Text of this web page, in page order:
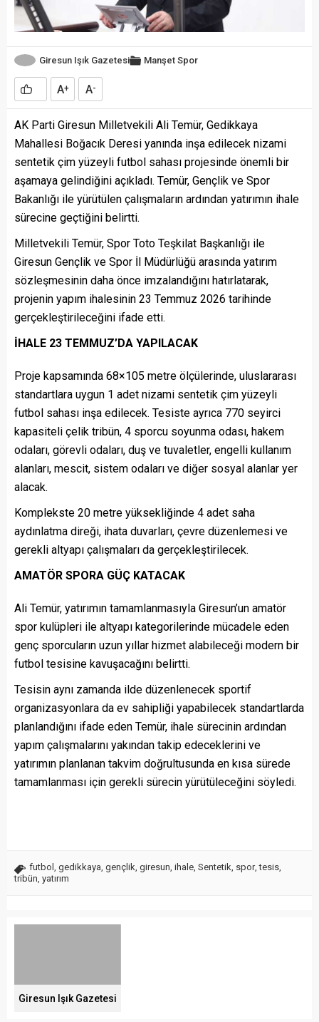
Giresun Işık Gazetesi Manşet Spor
A+ A-
AK Parti Giresun Milletvekili Ali Temür, Gedikkaya
Mahallesi Boğacık Deresi yanında inşa edilecek nizami
sentetik çim yüzeyli futbol sahası projesinde önemli bir
aşamaya gelindiğini açıkladı. Temür, Gençlik ve Spor
Bakanlığı ile yürütülen çalışmaların ardından yatırımın ihale
sürecine geçtiğini belirtti.
Milletvekili Temür, Spor Toto Teşkilat Başkanlığı ile
Giresun Gençlik ve Spor İl Müdürlüğü arasında yatırım
sözleşmesinin daha önce imzalandığını hatırlatarak,
projenin yapım ihalesinin 23 Temmuz 2026 tarihinde
gerçekleştirileceğini ifade etti.
İHALE 23 TEMMUZ’DA YAPILACAK
Proje kapsamında 68×105 metre ölçülerinde, uluslararası
standartlara uygun 1 adet nizami sentetik çim yüzeyli
futbol sahası inşa edilecek. Tesiste ayrıca 770 seyirci
kapasiteli çelik tribün, 4 sporcu soyunma odası, hakem
odaları, görevli odaları, duş ve tuvaletler, engelli kullanım
alanları, mescit, sistem odaları ve diğer sosyal alanlar yer
alacak.
Komplekste 20 metre yüksekliğinde 4 adet saha
aydınlatma direği, ihata duvarları, çevre düzenlemesi ve
gerekli altyapı çalışmaları da gerçekleştirilecek.
AMATÖR SPORA GÜÇ KATACAK
Ali Temür, yatırımın tamamlanmasıyla Giresun’un amatör
spor kulüpleri ile altyapı kategorilerinde mücadele eden
genç sporcuların uzun yıllar hizmet alabileceği modern bir
futbol tesisine kavuşacağını belirtti.
Tesisin aynı zamanda ilde düzenlenecek sportif
organizasyonlara da ev sahipliği yapabilecek standartlarda
planlandığını ifade eden Temür, ihale sürecinin ardından
yapım çalışmalarını yakından takip edeceklerini ve
yatırımın planlanan takvim doğrultusunda en kısa sürede
tamamlanması için gerekli sürecin yürütüleceğini söyledi.
futbol , gedikkaya, gençlik, giresun, ihale, Sentetik, spor,tesis,
tribün, yatırım
Giresun Işık Gazetesi